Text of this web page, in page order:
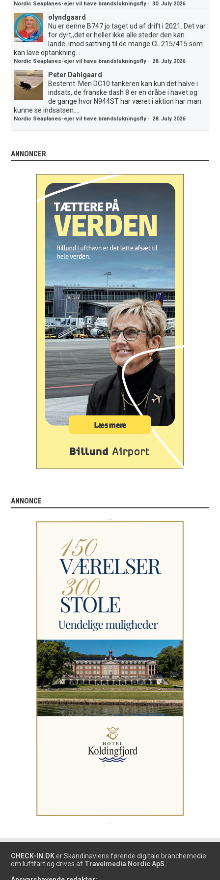
Nordic Seaplanes-ejer vil have brandslukningsfly ·30. July 2026
olyndgaard
Nu er denne B747 jo taget ud af drift i 2021. Det var
for dyrt,,det er heller ikke alle steder den kan
lande..imod sætning til de mange CL 215/415 som
kan lave optankning...
Nordic Seaplanes-ejer vil have brandslukningsfly · 28. July 2026
Peter Dahlgaard
Bestemt. Men DC10 tankeren kan kun det halve i
indsats, de franske dash 8 er en dråbe i havet og
de gange hvor N944ST har været i aktion har man
kunne se indsatsen....
Nordic Seaplanes-ejer vil have brandslukningsfly · 28. July 2026
ANNONCER
.
.
ANNONCE
.
.
CHECK-IN.DK er Skandinaviens førende digitale branchemedie
om luftfart og drives af Travelmedia Nordic ApS.